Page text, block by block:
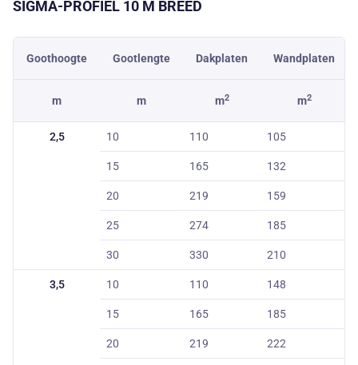
SIGMA-PROFIEL 10 M BREED
Goothoogte Gootlengte Dakplaten Wandplaten
m m m2 m2
2,5 10 110 105
15 165 132
20 219 159
25 274 185
30 330 210
3,5 10 110 148
15 165 185
20 219 222